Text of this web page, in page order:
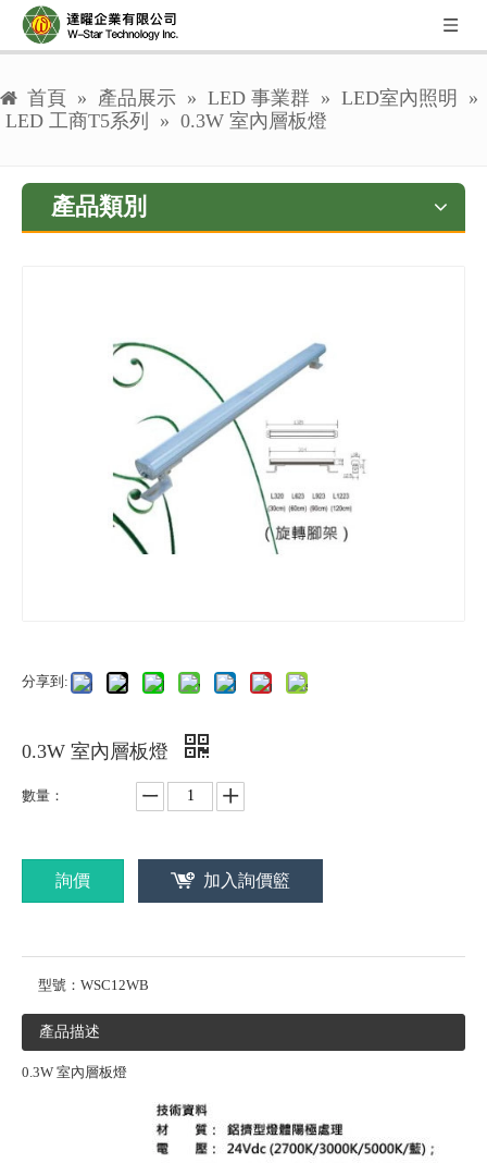
首頁 » 產品展示 » LED 事業群 » LED室內照明
»
LED 工商T5系列
» 0.3W 室內層板燈
產品類別
分享到:
0.3W 室內層板燈
數量：
詢價 加入詢價籃
型號： WSC12WB
產品描述
0.3W 室內層板燈